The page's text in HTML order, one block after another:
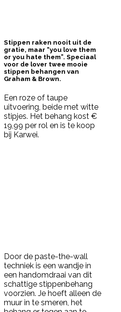
Stippen raken nooit uit de
gratie, maar “you love them
or you hate them”. Speciaal
voor de lover twee mooie
stippen behangen van
Graham & Brown.
Een roze of taupe
uitvoering, beide met witte
stipjes. Het behang kost €
19,99 per rol en is te koop
bij Karwei.
Door de paste-the-wall
techniek is een wandje in
een handomdraai van dit
schattige stippenbehang
voorzien. Je hoeft alleen de
muur in te smeren, het